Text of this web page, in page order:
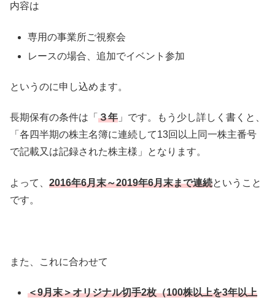
内容は
専用の事業所ご視察会
レースの場合、追加でイベント参加
というのに申し込めます。
長期保有の条件は「 ３年 」です。もう少し詳しく書くと、
「各四半期の株主名簿に連続して13回以上同一株主番号
で記載又は記録された株主様」となります。
よって、 2016年6月末～2019年6月末まで連続ということ
です。
また、これに合わせて
＜9月末＞オリジナル切手2枚（100株以上を3年以上